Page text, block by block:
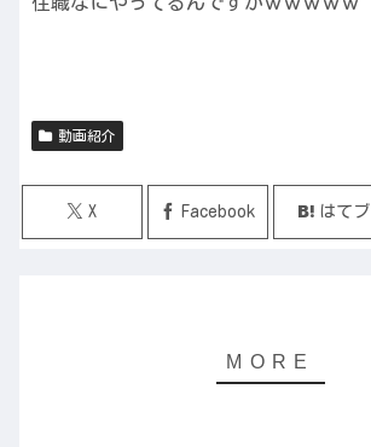
動画紹介
X Facebook はてブ